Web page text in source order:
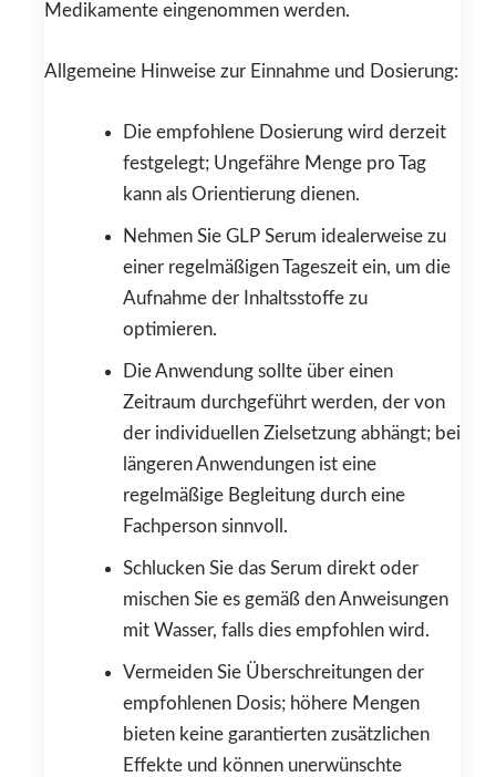
Medikamente eingenommen werden.
Allgemeine Hinweise zur Einnahme und Dosierung:
Die empfohlene Dosierung wird derzeit
festgelegt; Ungefähre Menge pro Tag
kann als Orientierung dienen.
Nehmen Sie GLP Serum idealerweise zu
einer regelmäßigen Tageszeit ein, um die
Aufnahme der Inhaltsstoffe zu
optimieren.
Die Anwendung sollte über einen
Zeitraum durchgeführt werden, der von
der individuellen Zielsetzung abhängt; bei
längeren Anwendungen ist eine
regelmäßige Begleitung durch eine
Fachperson sinnvoll.
Schlucken Sie das Serum direkt oder
mischen Sie es gemäß den Anweisungen
mit Wasser, falls dies empfohlen wird.
Vermeiden Sie Überschreitungen der
empfohlenen Dosis; höhere Mengen
bieten keine garantierten zusätzlichen
Effekte und können unerwünschte